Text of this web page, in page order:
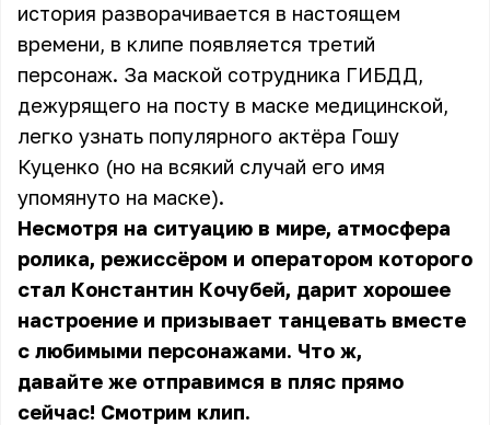
история разворачивается в настоящем
времени, в клипе появляется третий
персонаж. За маской сотрудника ГИБДД,
дежурящего на посту в маске медицинской,
легко узнать популярного актёра Гошу
Куценко (но на всякий случай его имя
упомянуто на маске).
Несмотря на ситуацию в мире, атмосфера
ролика, режиссёром и оператором которого
стал Константин Кочубей, дарит хорошее
настроение и призывает танцевать вместе
с любимыми персонажами. Что ж,
давайте же отправимся в пляс прямо
сейчас! Смотрим клип.